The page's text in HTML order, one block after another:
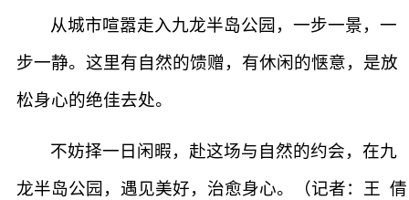
从城市喧嚣走入九龙半岛公园，一步一景，一
步一静。这里有自然的馈赠，有休闲的惬意，是放
松身心的绝佳去处。
不妨择一日闲暇，赴这场与自然的约会，在九
龙半岛公园，遇见美好，治愈身心。（记者：王 倩